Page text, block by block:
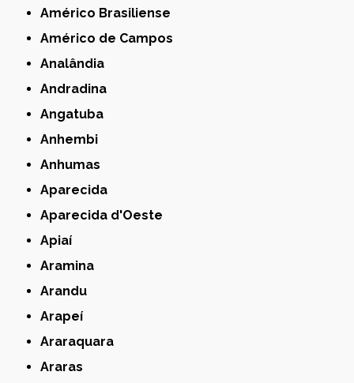
Américo Brasiliense
Américo de Campos
Analândia
Andradina
Angatuba
Anhembi
Anhumas
Aparecida
Aparecida d'Oeste
Apiaí
Aramina
Arandu
Arapeí
Araraquara
Araras